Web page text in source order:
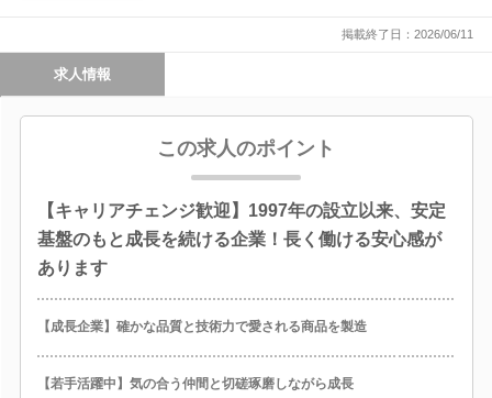
掲載終了日：2026/06/11
求人情報
この求人のポイント
【キャリアチェンジ歓迎】1997年の設立以来、安定
基盤のもと成長を続ける企業！長く働ける安心感が
あります
【成長企業】確かな品質と技術力で愛される商品を製造
【若手活躍中】気の合う仲間と切磋琢磨しながら成長